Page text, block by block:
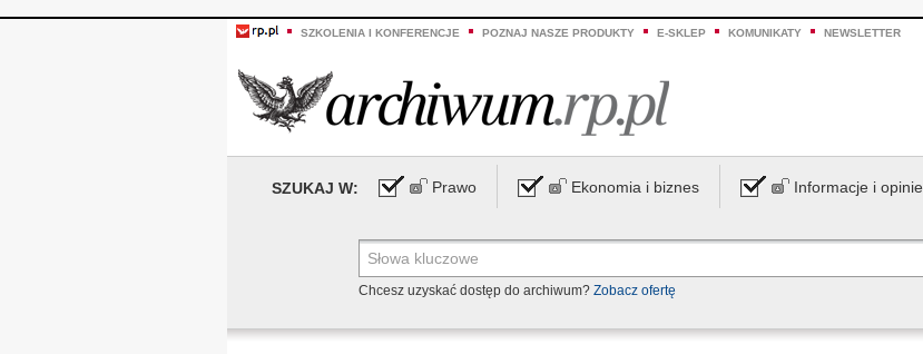
SZKOLENIA I KONFERENCJE POZNAJ NASZE PRODUKTY E-SKLEP KOMUNIKATY NEWSLETTER
SZUKAJ W: Prawo Ekonomia i biznes Informacje i opinie
Chcesz uzyskać dostęp do archiwum? Zobacz ofertę